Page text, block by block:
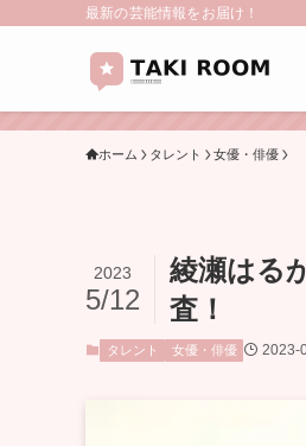
最新の芸能情報をお届け！
ホーム タレント 女優・俳優
綾瀬はる
査！
2023
5/12
タレント 女優・俳優 2023-